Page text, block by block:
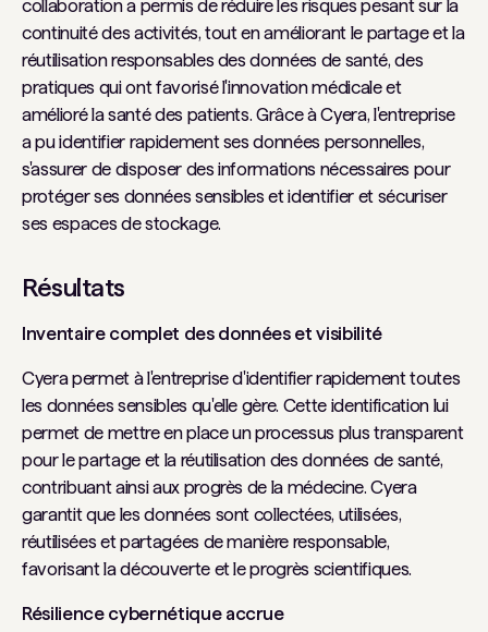
collaboration a permis de réduire les risques pesant sur la
continuité des activités, tout en améliorant le partage et la
réutilisation responsables des données de santé, des
pratiques qui ont favorisé l'innovation médicale et
amélioré la santé des patients. Grâce à Cyera, l'entreprise
a pu identifier rapidement ses données personnelles,
s'assurer de disposer des informations nécessaires pour
protéger ses données sensibles et identifier et sécuriser
ses espaces de stockage.
Résultats
Inventaire complet des données et visibilité
Cyera permet à l'entreprise d'identifier rapidement toutes
les données sensibles qu'elle gère. Cette identification lui
permet de mettre en place un processus plus transparent
pour le partage et la réutilisation des données de santé,
contribuant ainsi aux progrès de la médecine. Cyera
garantit que les données sont collectées, utilisées,
réutilisées et partagées de manière responsable,
favorisant la découverte et le progrès scientifiques.
Résilience cybernétique accrue